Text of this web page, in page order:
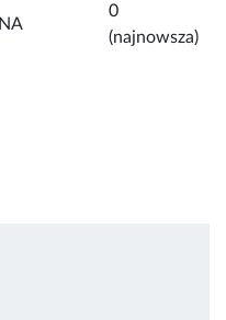
0
(najnowsza)